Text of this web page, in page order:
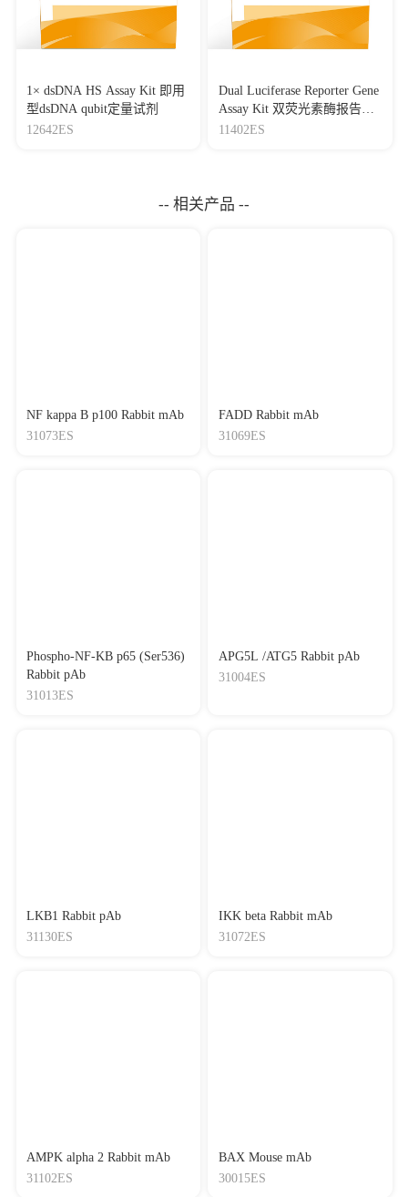
1× dsDNA HS Assay Kit 即用
型dsDNA qubit定量试剂
12642ES
Dual Luciferase Reporter Gene
Assay Kit 双荧光素酶报告基
因检测试剂盒
11402ES
-- 相关产品 --
NF kappa B p100 Rabbit mAb
31073ES
FADD Rabbit mAb
31069ES
Phospho-NF-KB p65 (Ser536)
Rabbit pAb
31013ES
APG5L /ATG5 Rabbit pAb
31004ES
LKB1 Rabbit pAb
31130ES
IKK beta Rabbit mAb
31072ES
AMPK alpha 2 Rabbit mAb
31102ES
BAX Mouse mAb
30015ES